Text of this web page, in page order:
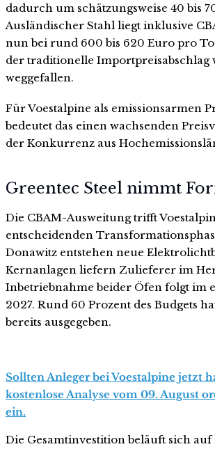
dadurch um schätzungsweise 40 bis
Ausländischer Stahl liegt inklusive
nun bei rund 600 bis 620 Euro pro
der traditionelle Importpreisabschlag
weggefallen.
Für Voestalpine als emissionsarmen
bedeutet das einen wachsenden
der Konkurrenz aus
Greentec Steel nimmt
Die CBAM-Ausweitung trifft
entscheidenden
Donawitz entstehen neue
Kernanlagen liefern Zulieferer im
Inbetriebnahme beider Öfen folgt im
2027. Rund 60 Prozent des Budgets
bereits ausgegeben.
Sollten Anleger bei Voestalpine jetzt
kostenlose Analyse vom 09. August
ein.
Die Gesamtinvestition beläuft sich auf